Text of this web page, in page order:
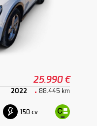
25.990 €
2022 88.445 km
150 cv